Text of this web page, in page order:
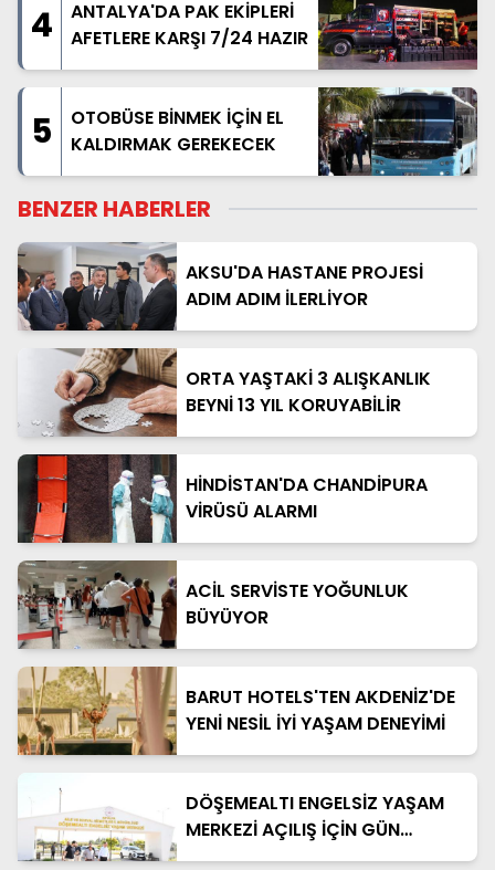
4
ANTALYA'DA PAK EKİPLERİ
AFETLERE KARŞI 7/24 HAZIR
5
OTOBÜSE BİNMEK İÇİN EL
KALDIRMAK GEREKECEK
BENZER HABERLER
AKSU'DA HASTANE PROJESİ
ADIM ADIM İLERLİYOR
ORTA YAŞTAKİ 3 ALIŞKANLIK
BEYNİ 13 YIL KORUYABİLİR
HİNDİSTAN'DA CHANDİPURA
VİRÜSÜ ALARMI
ACİL SERVİSTE YOĞUNLUK
BÜYÜYOR
BARUT HOTELS'TEN AKDENİZ'DE
YENİ NESİL İYİ YAŞAM DENEYİMİ
DÖŞEMEALTI ENGELSİZ YAŞAM
MERKEZİ AÇILIŞ İÇİN GÜN
SAYIYOR